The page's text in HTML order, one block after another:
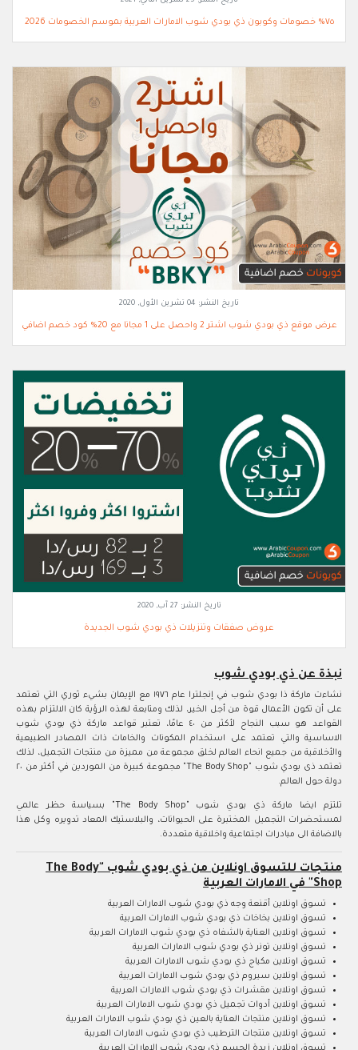
٧٥% خصومات وكوبون ذي بودي شوب الامارات العربية بموسم الخصومات 2026
تاريخ النشر: 04 تشرين الأول, 2020
عرض موقع ذي بودي شوب اشتر 2 واحصل على 1 مجانا مع 20% كود خصم اضافي
تاريخ النشر: 27 آب, 2020
عروض صفقات وتنزيلات ذي بودي شوب الجديدة
نبذة عن ذي بودي شوب
نشاءت ماركة ذا بودي شوب في إنجلترا عام ١٩٧٦ مع الإيمان بشيء ثوري التي تعتمد
على أن تكون الأعمال قوة من أجل الخير، لذلك ومتابعة لهذه الرؤية كان الالتزام بهذه
القواعد هو سبب النجاح لأكثر من ٤٠ عامًا، تعتبر قواعد ماركة ذي بودي شوب
الاساسية والتي تعتمد على استخدام المكونات والخامات ذات المصادر الطبيعية
والأخلاقية من جميع انحاء العالم لخلق مجموعة من مميزة من منتجات التجميل، لذلك
تعتمد ذى بودي شوب "The Body Shop" مجموعة كبيرة من الموردين في أكثر من ٢٠
دولة حول العالم.
تلتزم ايضا ماركة ذي بودي شوب "The Body Shop" بسياسة حظر عالمي
لمستحضرات التجميل المختبرة على الحيوانات، والبلاستيك المعاد تدويره وكل هذا
بالاضافة الى مبادرات اجتماعية واخلاقية متعددة.
منتجات للتسوق اونلاين من ذي بودي شوب "The Body
Shop" في الامارات العربية
تسوق اونلاين أقنعة وجه ذي بودي شوب الامارات العربية
تسوق اونلاين بخاخات ذي بودي شوب الامارات العربية
تسوق اونلاين العناية بالشفاه ذي بودي شوب الامارات العربية
تسوق اونلاين تونر ذي بودي شوب الامارات العربية
تسوق اونلاين مكياج ذي بودي شوب الامارات العربية
تسوق اونلاين سيروم ذي بودي شوب الامارات العربية
تسوق اونلاين مقشرات ذي بودي شوب الامارات العربية
تسوق اونلاين أدوات تجميل ذي بودي شوب الامارات العربية
تسوق اونلاين منتجات العناية بالعين ذي بودي شوب الامارات العربية
تسوق اونلاين منتجات الترطيب ذي بودي شوب الامارات العربية